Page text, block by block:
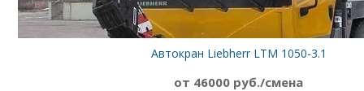
Автокран Liebherr LTM 1050-3.1
от 46000 руб./смена